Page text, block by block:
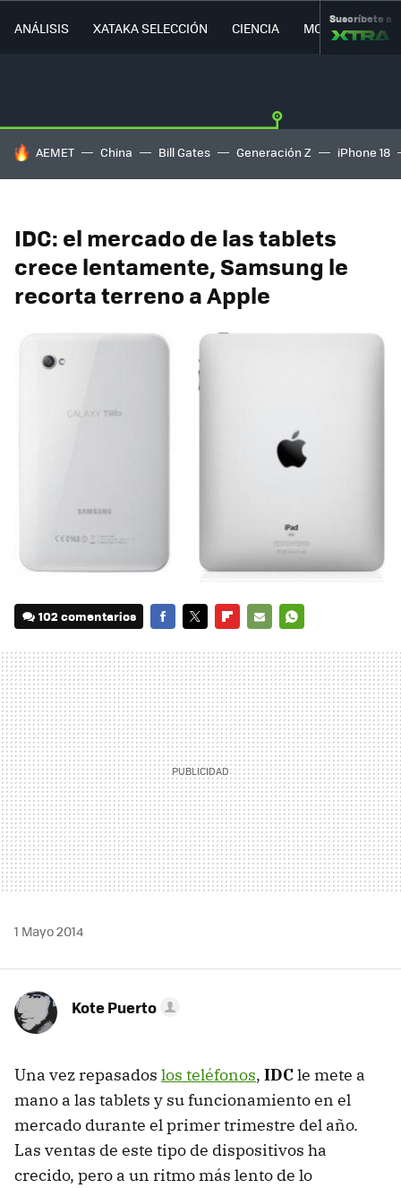
ANÁLISIS XATAKA SELECCIÓN CIENCIA MOVILIDAD
Suscríbete a
HOY SE HABLA DE
AEMET China Bill Gates Generación Z iPhone 18
IDC: el mercado de las tablets
crece lentamente, Samsung le
recorta terreno a Apple
102 comentarios
MAIL
1 Mayo 2014
Kote Puerto
Una vez repasados los teléfonos, IDCle mete a
mano a las tablets y su funcionamiento en el
mercado durante el primer trimestre del año.
Las ventas de este tipo de dispositivos ha
crecido, pero a un ritmo más lento de lo